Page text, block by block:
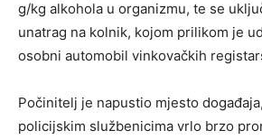
g/kg alkohola u organizmu, te se
unatrag na kolnik, kojom prilikom je
osobni automobil vinkovačkih
Počinitelj je napustio mjesto
policijskim službenicima vrlo brzo